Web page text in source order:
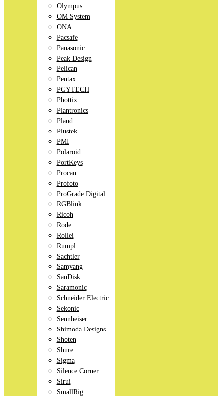
Olympus
OM System
ONA
Pacsafe
Panasonic
Peak Design
Pelican
Pentax
PGYTECH
Phottix
Plantronics
Plaud
Plustek
PMI
Polaroid
PortKeys
Procan
Profoto
ProGrade Digital
RGBlink
Ricoh
Rode
Rollei
Rumpl
Sachtler
Samyang
SanDisk
Saramonic
Schneider Electric
Sekonic
Sennheiser
Shimoda Designs
Shoten
Shure
Sigma
Silence Corner
Sirui
SmallRig